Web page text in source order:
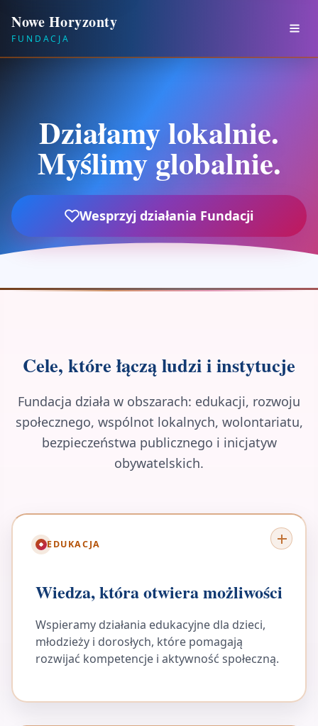
Nowe Horyzonty
FUNDACJA
Działamy lokalnie.
Myślimy globalnie.
Wesprzyj działania Fundacji
Cele, które łączą ludzi i instytucje
Fundacja działa w obszarach: edukacji, rozwoju
społecznego, wspólnot lokalnych, wolontariatu,
bezpieczeństwa publicznego i inicjatyw
obywatelskich.
EDUKACJA
Wiedza, która otwiera możliwości
Wspieramy działania edukacyjne dla dzieci,
młodzieży i dorosłych, które pomagają
rozwijać kompetencje i aktywność społeczną.